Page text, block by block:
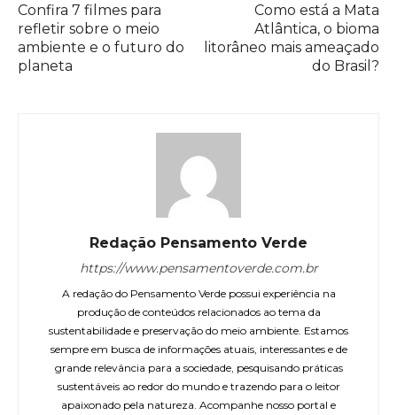
Confira 7 filmes para
refletir sobre o meio
ambiente e o futuro do
planeta
Como está a Mata
Atlântica, o bioma
litorâneo mais ameaçado
do Brasil?
Redação Pensamento Verde
https://www.pensamentoverde.com.br
A redação do Pensamento Verde possui experiência na
produção de conteúdos relacionados ao tema da
sustentabilidade e preservação do meio ambiente. Estamos
sempre em busca de informações atuais, interessantes e de
grande relevância para a sociedade, pesquisando práticas
sustentáveis ao redor do mundo e trazendo para o leitor
apaixonado pela natureza. Acompanhe nosso portal e